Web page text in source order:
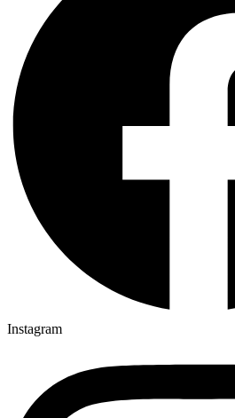
Instagram